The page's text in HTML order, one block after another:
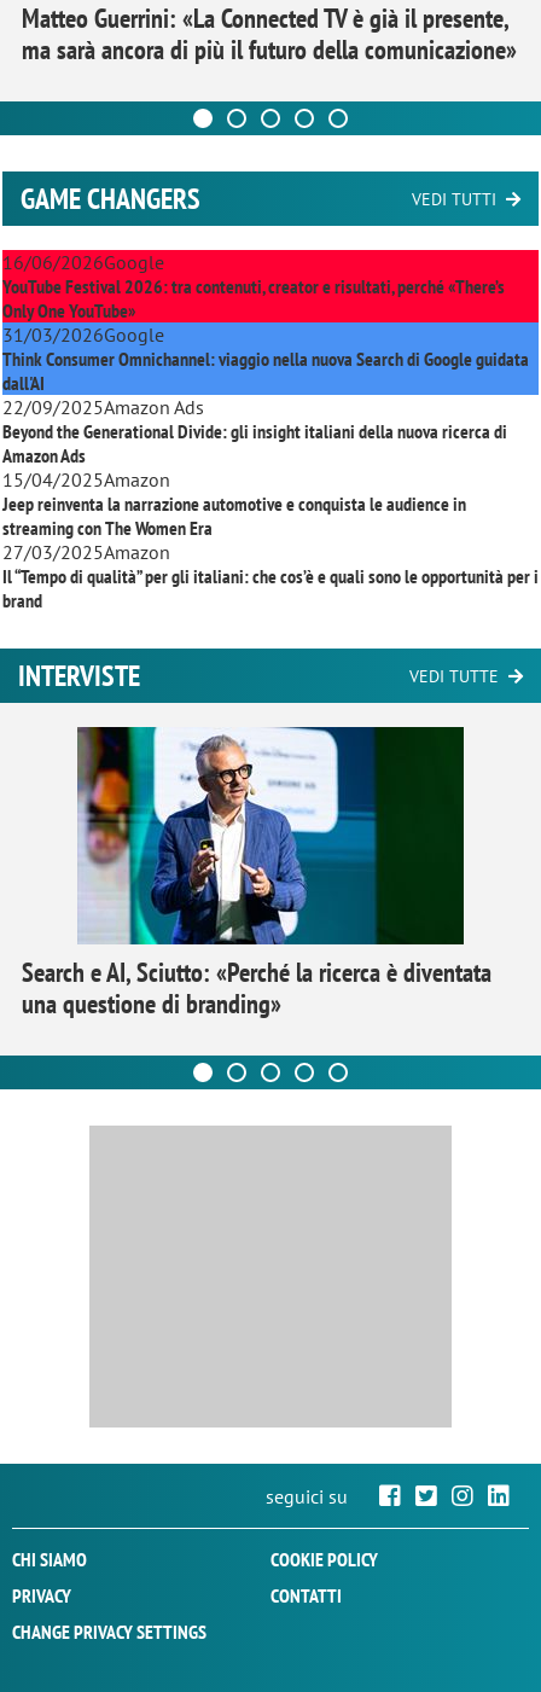
Matteo Guerrini: «La Connected TV è già il presente,
ma sarà ancora di più il futuro della comunicazione»
GAME CHANGERS VEDI TUTTI
16/06/2026Google
YouTube Festival 2026: tra contenuti, creator e risultati, perché «There’s
Only One YouTube»
31/03/2026Google
Think Consumer Omnichannel: viaggio nella nuova Search di Google guidata
dall'AI
22/09/2025Amazon Ads
Beyond the Generational Divide: gli insight italiani della nuova ricerca di
Amazon Ads
15/04/2025Amazon
Jeep reinventa la narrazione automotive e conquista le audience in
streaming conThe Women Era
27/03/2025Amazon
Il “Tempo di qualità” per gli italiani: che cos’è e quali sono le opportunità per i
brand
INTERVISTE VEDI TUTTE
Search e AI, Sciutto: «Perché la ricerca è diventata
una questione di branding»
seguici su
CHI SIAMO
COOKIE POLICY
PRIVACY
CONTATTI
CHANGE PRIVACY SETTINGS